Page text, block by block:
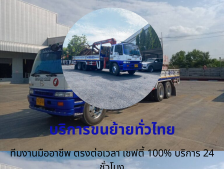
บริการขนย้ายทั่วไทย
ทีมงานมืออาชีพ ตรงต่อเวลา เซฟตี้ 100% บริการ 24